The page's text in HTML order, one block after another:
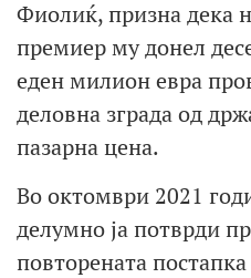
Фиолиќ, призна дека
премиер му донел
еден милион евра
деловна зграда од
пазарна цена.
Во октомври 2021
делумно ја потврди
повторената